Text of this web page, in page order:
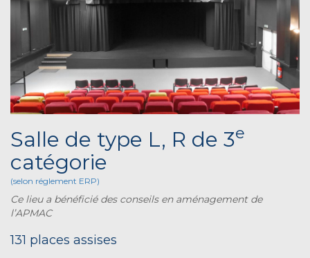
Salle de type L, R de 3e
catégorie
(selon réglement ERP)
Ce lieu a bénéficié des conseils en aménagement de
l’APMAC
131 places assises